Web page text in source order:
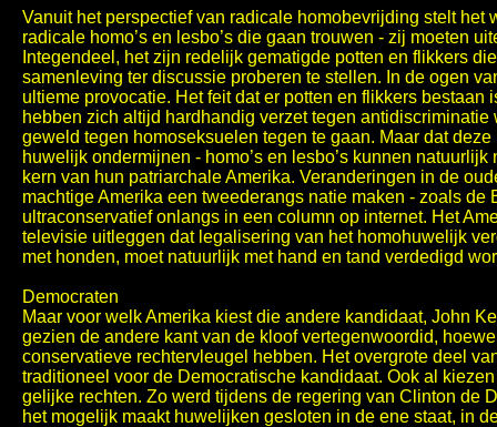
Vanuit het perspectief van radicale homobevrijding stelt het
radicale homo’s en lesbo’s die gaan trouwen - zij moeten
Integendeel, het zijn redelijk gematigde potten en flikkers
samenleving ter discussie proberen te stellen. In de ogen
ultieme provocatie. Het feit dat er potten en flikkers bestaan
hebben zich altijd hardhandig verzet tegen
geweld tegen homoseksuelen tegen te gaan. Maar dat
huwelijk ondermijnen - homo’s en lesbo’s kunnen
kern van hun patriarchale Amerika. Veranderingen in de
machtige Amerika een tweederangs natie maken - zoals de
ultraconservatief onlangs in een column op internet. Het
televisie uitleggen dat legalisering van het homohuwelijk
met honden, moet natuurlijk met hand en tand verdedigd
Democraten
Maar voor welk Amerika kiest die andere kandidaat, John
gezien de andere kant van de kloof vertegenwoordid,
conservatieve rechtervleugel hebben. Het overgrote deel
traditioneel voor de Democratische kandidaat. Ook al
gelijke rechten. Zo werd tijdens de regering van Clinton de
het mogelijk maakt huwelijken gesloten in de ene staat, in